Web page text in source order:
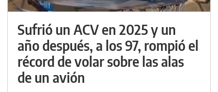
Sufrió un ACV en 2025 y un
año después, a los 97, rompió el
récord de volar sobre las alas
de un avión